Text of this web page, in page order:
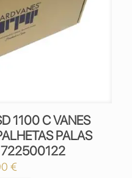
1100 C VANES
PALAS
722500122
€